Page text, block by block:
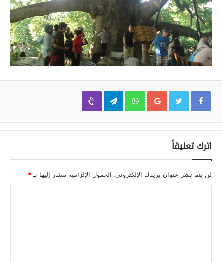
Google+
WhatsApp
Telegram
Viber
اترك تعليقاً
لن يتم نشر عنوان بريدك الإلكتروني. الحقول الإلزامية مشار إليها بـ *